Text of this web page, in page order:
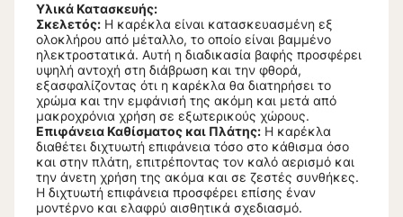
Υλικά Κατασκευής:
Σκελετός: Η καρέκλα είναι κατασκευασμένη εξ
ολοκλήρου από μέταλλο, το οποίο είναι βαμμένο
ηλεκτροστατικά. Αυτή η διαδικασία βαφής προσφέρει
υψηλή αντοχή στη διάβρωση και την φθορά,
εξασφαλίζοντας ότι η καρέκλα θα διατηρήσει το
χρώμα και την εμφάνισή της ακόμη και μετά από
μακροχρόνια χρήση σε εξωτερικούς χώρους.
Επιφάνεια Καθίσματος και Πλάτης: Η καρέκλα
διαθέτει διχτυωτή επιφάνεια τόσο στο κάθισμα όσο
και στην πλάτη, επιτρέποντας τον καλό αερισμό και
την άνετη χρήση της ακόμα και σε ζεστές συνθήκες.
Η διχτυωτή επιφάνεια προσφέρει επίσης έναν
μοντέρνο και ελαφρύ αισθητικά σχεδιασμό.